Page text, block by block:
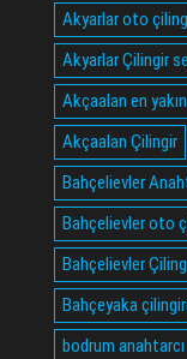
Akyarlar oto
Akyarlar Çilingir
Akçaalan en
Akçaalan Çilingir
Bahçelievler
Bahçelievler oto
Bahçelievler
Bahçeyaka
bodrum anahtarcı